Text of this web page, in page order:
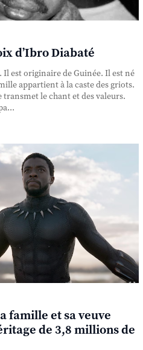
d’Ibro Diabaté
est originaire de Guinée. Il est né
appartient à la caste des griots.
transmet le chant et des valeurs.
famille et sa veuve
de 3,8 millions de